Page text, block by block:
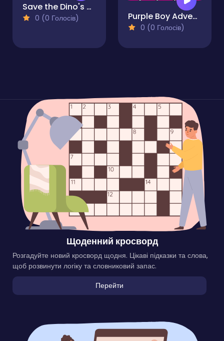
Save the Dino's World
0 (0 Голосів) Purple Boy Adventure
0 (0 Голосів)
Щоденний кросворд
Розгадуйте новий кросворд щодня. Цікаві підказки та слова,
щоб розвинути логіку та словниковий запас.
Перейти